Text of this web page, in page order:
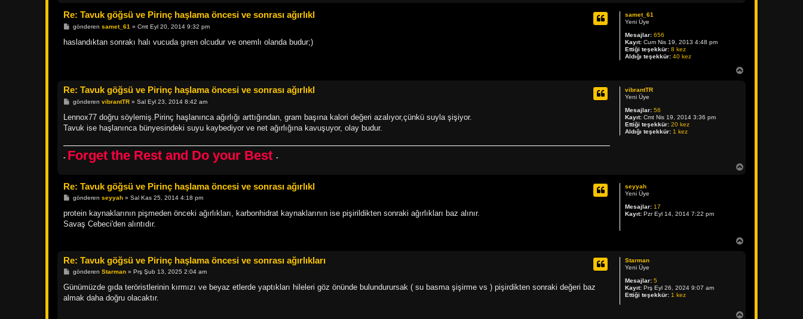
samet_61
Yeni Üye
Mesajlar: 656
Kayıt: Cum Nis 19, 2013 4:48 pm
Ettiği teşekkür: 8 kez
Aldığı teşekkür: 40 kez
Re: Tavuk göğsü ve Pirinç haşlama öncesi ve sonrası ağırlıkl
M
s
gönderen samet_61 » Cmt Eyl 20, 2014 9:32 pm
haslandıktan sonrakı halı vucuda gıren olcudur ve onemlı olanda budur;)
vibrantTR
Yeni Üye
Mesajlar: 56
Kayıt: Cmt Nis 19, 2014 3:36 pm
Ettiği teşekkür: 20 kez
Aldığı teşekkür: 1 kez
Re: Tavuk göğsü ve Pirinç haşlama öncesi ve sonrası ağırlıkl
M
s
j
gönderen vibrantTR» Sal Eyl 23, 2014 8:42 am
Lennox77 doğru söylemiş.Pirinç haşlanınca ağırlığı arttığından, gram başına kalori değeri azalıyor,çünkü suyla şişiyor.
Tavuk ise haşlanınca bünyesindeki suyu kaybediyor ve net ağırlığına kavuşuyor, olay budur.
- Forget the Rest and Do your Best -
seyyah
Yeni Üye
Mesajlar: 17
Kayıt: Pzr Eyl 14, 2014 7:22 pm
Re: Tavuk göğsü ve Pirinç haşlama öncesi ve sonrası ağırlıkl
M
s
j
gönderen seyyah» Sal Kas 25, 2014 4:18 pm
protein kaynaklarının pişmeden önceki ağırlıkları, karbonhidrat kaynaklarının ise pişirildikten sonraki ağırlıkları baz alınır.
Savaş Cebeci'den alıntıdır.
Starman
Yeni Üye
Mesajlar: 5
Kayıt: Prş Eyl 26, 2024 9:07 am
Ettiği teşekkür: 1 kez
Re: Tavuk göğsü ve Pirinç haşlama öncesi ve sonrası ağırlıkları
M
s
j
gönderen Starman» Prş Şub 13, 2025 2:04 am
Günümüzde gıda teröristlerinin kırmızı ve beyaz etlerde yaptıkları hileleri göz önünde bulundurursak ( su basma şişirme vs ) pişirdikten sonraki değeri baz
almak daha doğru olacaktır.